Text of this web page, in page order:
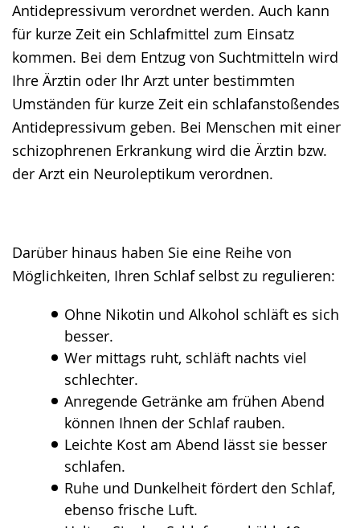
Antidepressivum verordnet werden. Auch kann
für kurze Zeit ein Schlafmittel zum Einsatz
kommen. Bei dem Entzug von Suchtmitteln wird
Ihre Ärztin oder Ihr Arzt unter bestimmten
Umständen für kurze Zeit ein schlafanstoßendes
Antidepressivum geben. Bei Menschen mit einer
schizophrenen Erkrankung wird die Ärztin bzw.
der Arzt ein Neuroleptikum verordnen.
Darüber hinaus haben Sie eine Reihe von
Möglichkeiten, Ihren Schlaf selbst zu regulieren:
Ohne Nikotin und Alkohol schläft es sich
besser.
Wer mittags ruht, schläft nachts viel
schlechter.
Anregende Getränke am frühen Abend
können Ihnen der Schlaf rauben.
Leichte Kost am Abend lässt sie besser
schlafen.
Ruhe und Dunkelheit fördert den Schlaf,
ebenso frische Luft.